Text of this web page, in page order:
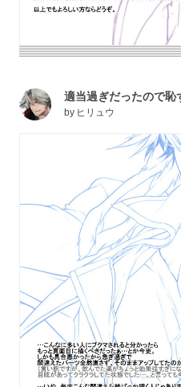
適当過ぎだったので恥
by ヒリュウ